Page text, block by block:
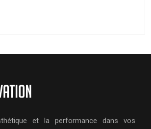
et la performance dans vos